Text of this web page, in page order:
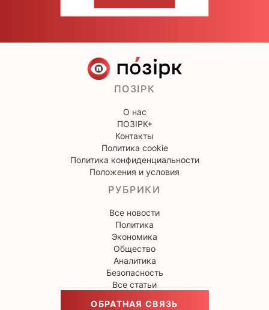
ПОЗІРК
О нас
ПОЗІРК+
Контакты
Политика cookie
Политика конфиденциальности
Положения и условия
РУБРИКИ
Все новости
Политика
Экономика
Общество
Аналитика
Безопасность
Все статьи
ОБРАТНАЯ СВЯЗЬ